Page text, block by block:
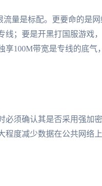
量是标配。更要命的是
；要是开黑打国服游戏
100M带宽是专线的底气
须确认其是否采用强加
度减少数据在公共网络